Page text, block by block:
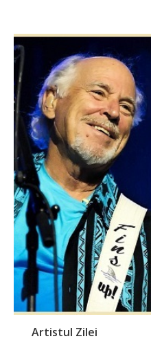
Artistul Zilei